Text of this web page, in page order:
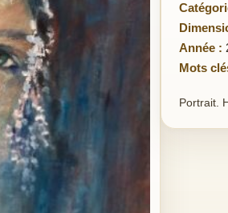
Année :
Mots
Portrait.